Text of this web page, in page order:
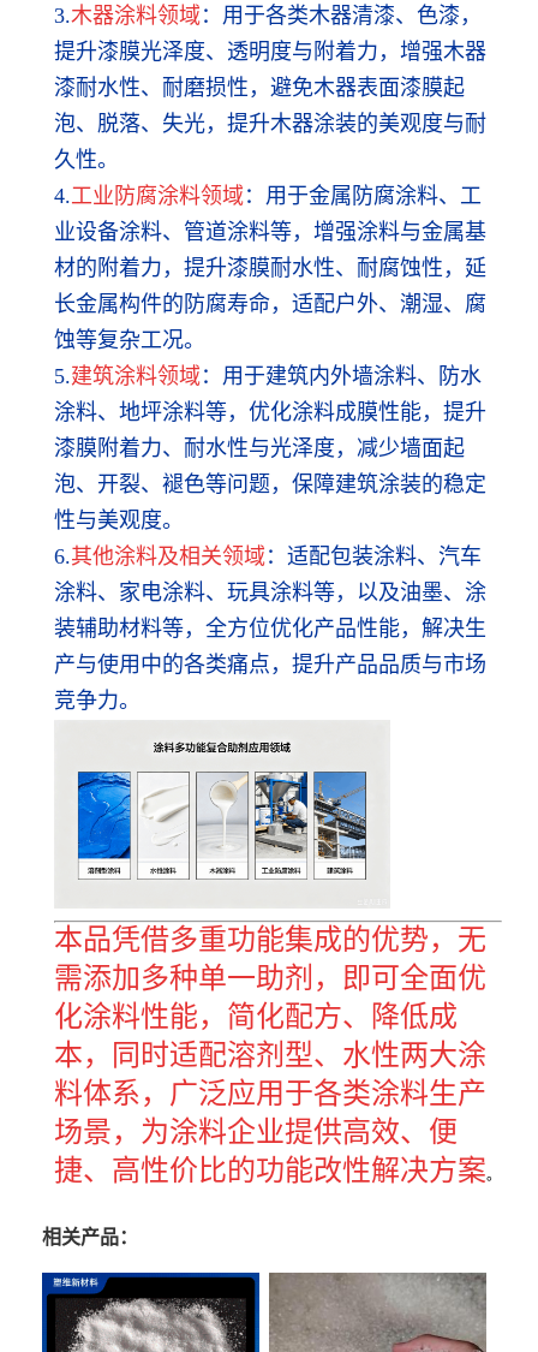
3.木器涂料领域 ：用于各类木器清漆、色漆，
提升漆膜光泽度、透明度与附着力，增强木器
漆耐水性、耐磨损性，避免木器表面漆膜起
泡、脱落、失光，提升木器涂装的美观度与耐
久性。
4.工业防腐涂料领域 ：用于金属防腐涂料、工
业设备涂料、管道涂料等，增强涂料与金属基
材的附着力，提升漆膜耐水性、耐腐蚀性，延
长金属构件的防腐寿命，适配户外、潮湿、腐
蚀等复杂工况。
5.建筑涂料领域 ：用于建筑内外墙涂料、防水
涂料、地坪涂料等，优化涂料成膜性能，提升
漆膜附着力、耐水性与光泽度，减少墙面起
泡、开裂、褪色等问题，保障建筑涂装的稳定
性与美观度。
6.其他涂料及相关领域 ：适配包装涂料、汽车
涂料、家电涂料、玩具涂料等，以及油墨、涂
装辅助材料等，全方位优化产品性能，解决生
产与使用中的各类痛点，提升产品品质与市场
竞争力。
本品凭借多重功能集成的优势，无
需添加多种单一助剂，即可全面优
化涂料性能，简化配方、降低成
本，同时适配溶剂型、水性两大涂
料体系，广泛应用于各类涂料生产
场景，为涂料企业提供高效、便
捷、高性价比的功能改性解决方案。
相关产品：